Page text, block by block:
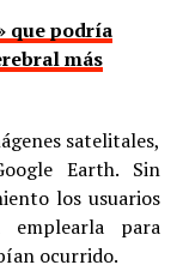
que podría
más
satelitales,
Earth. Sin
los usuarios
emplearla para
ocurrido.